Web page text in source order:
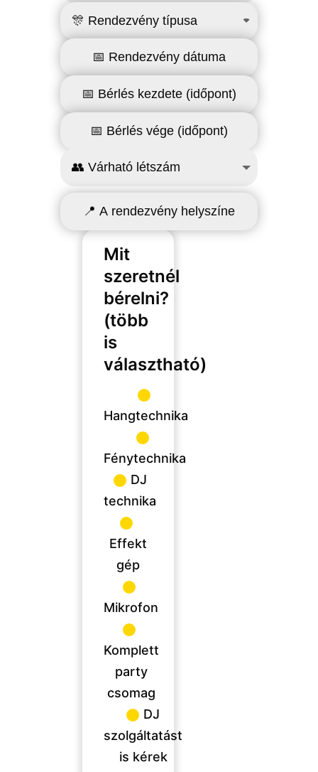
Mit
szeretnél
bérelni?
(több
is
választható)
Hangtechnika
Fénytechnika
DJ
technika
Effekt
gép
Mikrofon
Komplett
party
csomag
DJ
szolgáltatást
is kérek